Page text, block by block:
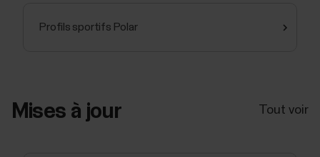
Profils sportifs Polar
Mises à jour Tout voir